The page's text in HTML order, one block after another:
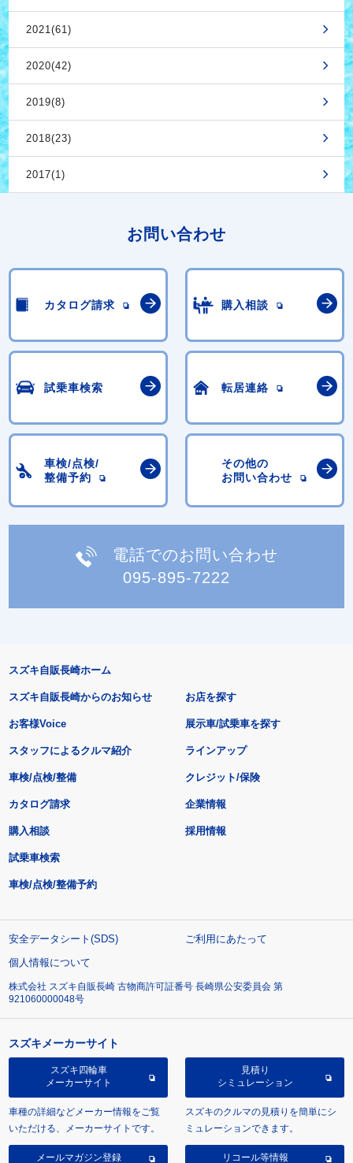
2021(61)
2020(42)
2019(8)
2018(23)
2017(1)
お問い合わせ
カタログ請求 購入相談
試乗車検索 転居連絡
車検/点検/
整備予約
その他の
お問い合わせ
電話でのお問い合わせ
095-895-7222
スズキ自販長崎ホーム
スズキ自販長崎からのお知らせ
お客様Voice
スタッフによるクルマ紹介
お店を探す
展示車/試乗車を探す
ラインアップ
車検/点検/整備 クレジット/保険
カタログ請求
購入相談
試乗車検索
車検/点検/整備予約
企業情報
採用情報
安全データシート(SDS)
ご利用にあたって
個人情報について
株式会社 スズキ自販長崎 古物商許可証番号 長崎県公安委員会 第
921060000048号
スズキメーカーサイト
スズキ四輪車
メーカーサイト
車種の詳細などメーカー情報をご覧
いただける、メーカーサイトです。
見積り
シミュレーション
スズキのクルマの見積りを簡単にシ
ミュレーションできます。
メールマガジン登録 リコール等情報